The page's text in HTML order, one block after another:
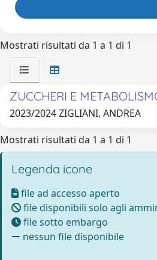
Mostrati risultati da 1 a 1 di 1
ZUCCHERI E
2023/2024 ZIGLIANI, ANDREA
Mostrati risultati da 1 a 1 di 1
Legenda icone
file ad accesso aperto
file disponibili solo agli
file sotto embargo
nessun file disponibile